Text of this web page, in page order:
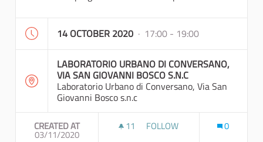
14 OCTOBER 2020 · 17:00 - 19:00
LABORATORIO URBANO DI CONVERSANO,
VIA SAN GIOVANNI BOSCO S.N.C
Laboratorio Urbano di Conversano, Via San
Giovanni Bosco s.n.c
CREATED AT
03/11/2020
11 11 FOLLOWERS
FOLLOW 0